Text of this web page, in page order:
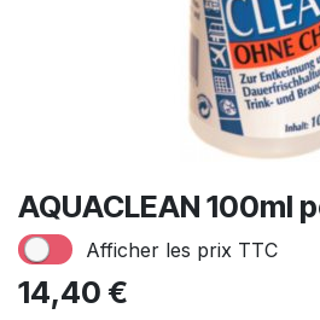
AQUACLEAN 100ml
Afficher les prix TTC
14,40 €